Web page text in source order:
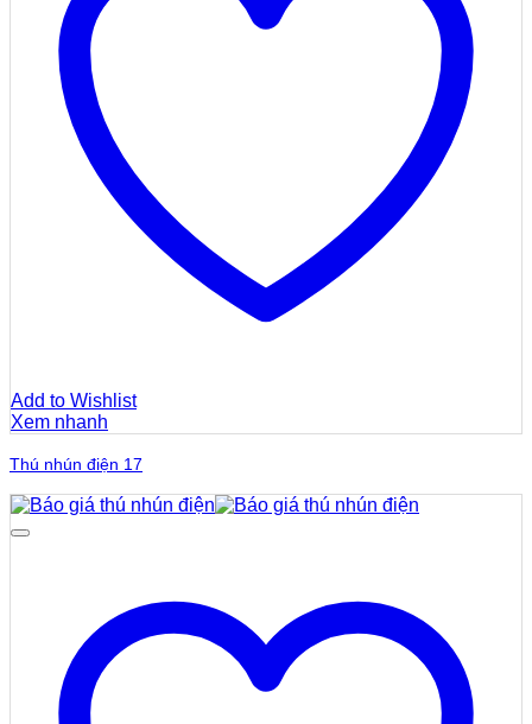
Add to Wishlist
Xem nhanh
Thú nhún điện 17